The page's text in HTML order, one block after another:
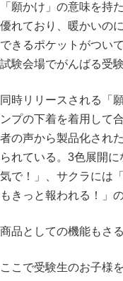
「願かけ」の意味を持
優れており、暖かいの
できるポケットがつい
試験会場でがんばる受
同時リリースされる「
ンプの下着を着用して
者の声から製品化され
られている。3色展開
気で！」、サクラには
もきっと報われる！」
商品としての機能もさ
ここで受験生のお子様